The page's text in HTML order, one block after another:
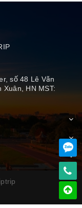
số 48 Lê Văn
HN MST: